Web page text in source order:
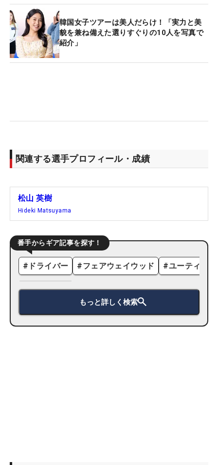
韓国女子ツアーは美人だらけ！「実力と美
貌を兼ね備えた選りすぐりの10人を写真で
紹介」
関連する選手プロフィール・成績
松山 英樹
Hideki Matsuyama
番手からギア記事を探す！
# ドライバー #フェアウェイウッド #ユーティリ
もっと詳しく検索